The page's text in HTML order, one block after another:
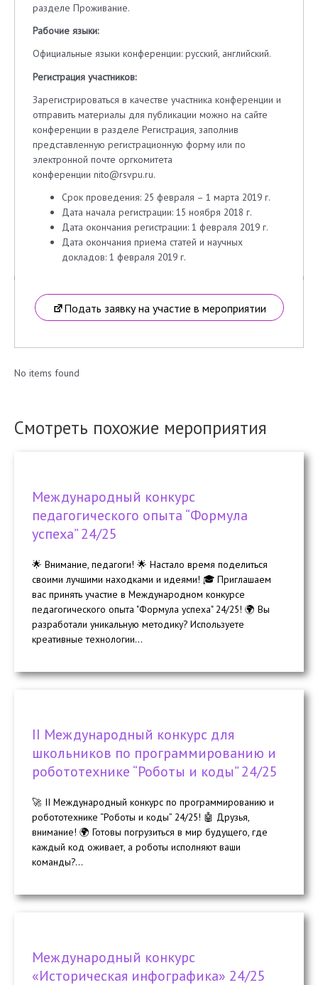
разделе Проживание.
Рабочие языки:
Официальные языки конференции: русский, английский.
Регистрация участников:
Зарегистрироваться в качестве участника конференции и
отправить материалы для публикации можно на сайте
конференции в разделе Регистрация, заполнив
представленную регистрационную форму или по
электронной почте оргкомитета
конференции nito@rsvpu.ru.
Срок проведения: 25 февраля – 1 марта 2019 г.
Дата начала регистрации: 15 ноября 2018 г.
Дата окончания регистрации: 1 февраля 2019 г.
Дата окончания приема статей и научных
докладов: 1 февраля 2019 г.
Подать заявку на участие в мероприятии
No items found
Смотреть похожие мероприятия
Международный конкурс
педагогического опыта “Формула
успеха” 24/25
🌟 Внимание, педагоги! 🌟 Настало время поделиться
своими лучшими находками и идеями! 🎓 Приглашаем
вас принять участие в Международном конкурсе
педагогического опыта "Формула успеха" 24/25! 🌍 Вы
разработали уникальную методику? Используете
креативные технологии...
II Международный конкурс для
школьников по программированию и
робототехнике “Роботы и коды” 24/25
🚀 II Международный конкурс по программированию и
робототехнике “Роботы и коды” 24/25! 🤖 Друзья,
внимание! 🌍 Готовы погрузиться в мир будущего, где
каждый код оживает, а роботы исполняют ваши
команды?...
Международный конкурс
«Историческая инфографика» 24/25